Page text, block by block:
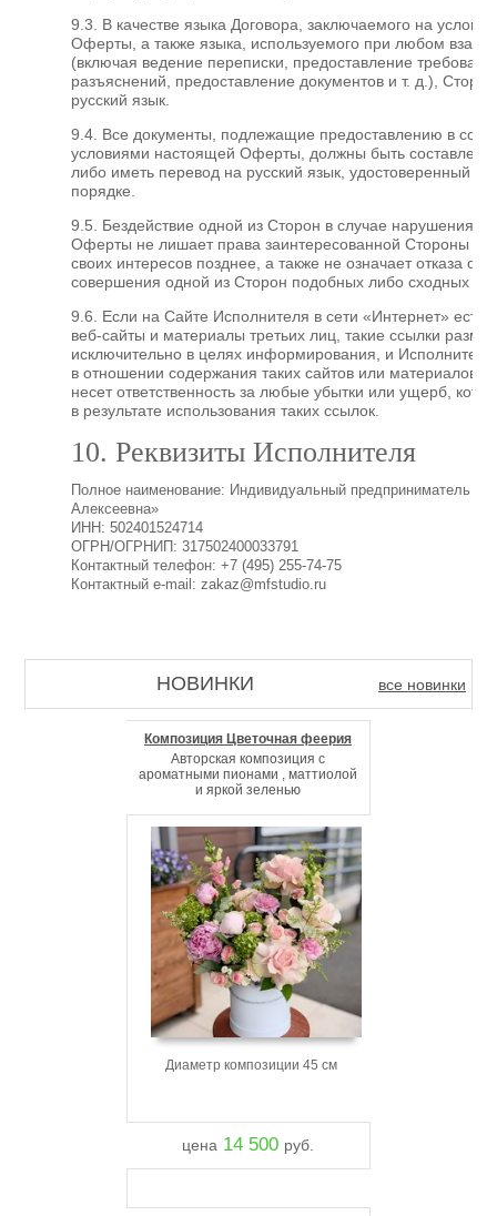
9.3. В качестве языка Договора, заключаемого на
Оферты, а также языка, используемого при любом
(включая ведение переписки, предоставление
разъяснений, предоставление документов и т. д.),
русский язык.
9.4. Все документы, подлежащие предоставлению в
условиями настоящей Оферты, должны быть составлены
либо иметь перевод на русский язык, удостоверенный в
порядке.
9.5. Бездействие одной из Сторон в случае нарушения
Оферты не лишает права заинтересованной Стороны
своих интересов позднее, а также не означает отказа от
совершения одной из Сторон подобных либо сходных
9.6. Если на Сайте Исполнителя в сети «Интернет» есть
веб-сайты и материалы третьих лиц, такие ссылки
исключительно в целях информирования, и
в отношении содержания таких сайтов или материалов.
несет ответственность за любые убытки или ущерб,
в результате использования таких ссылок.
10. Реквизиты Исполнителя
Полное наименование: Индивидуальный предприниматель
Алексеевна»
ИНН: 502401524714
ОГРН/ОГРНИП: 317502400033791
Контактный телефон: +7 (495) 255-74-75
Контактный e-mail: zakaz@mfstudio.ru
все новинки
НОВИНКИ
Композиция Цветочная феерия
Авторская композиция с
ароматными пионами , маттиолой
и яркой зеленью
Диаметр композиции 45 см
цена 14 500 руб.